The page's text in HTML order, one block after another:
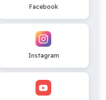
Facebook
Instagram